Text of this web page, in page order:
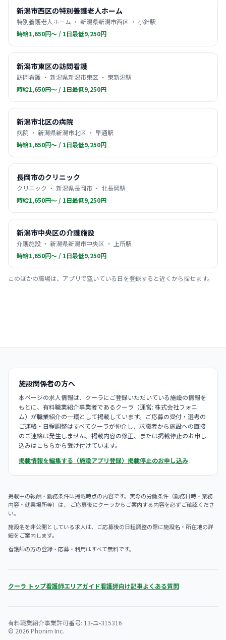
新潟市西区の特別養護老人ホーム
特別養護老人ホーム ・ 新潟県新潟市西区 ・ 小針駅
時給1,650円〜 / 1日最低9,250円
新潟市東区の訪問看護
訪問看護 ・ 新潟県新潟市東区 ・ 東新潟駅
時給1,650円〜 / 1日最低9,250円
新潟市北区の病院
病院 ・ 新潟県新潟市北区 ・ 早通駅
時給1,650円〜 / 1日最低9,250円
長岡市のクリニック
クリニック ・ 新潟県長岡市 ・ 北長岡駅
時給1,650円〜 / 1日最低9,250円
新潟市中央区の介護施設
介護施設 ・ 新潟県新潟市中央区 ・ 上所駅
時給1,650円〜 / 1日最低9,250円
このほかの職場は、アプリで空いている日を登録すると近くから探せます。
施設関係者の方へ
本ページの求人情報は、クーラにご登録いただいている施設の情報を
もとに、有料職業紹介事業者であるクーラ（運営: 株式会社フォニ
ム）が職業紹介の一環として掲載しています。ご応募の受付・選考の
ご連絡・日程調整はすべてクーラが仲介し、求職者から施設への直接
のご連絡は発生しません。掲載内容の修正、または掲載停止のお申し
込みはこちらから受け付けています。
掲載情報を編集する（施設アプリ登録） 掲載停止のお申し込み
掲載中の報酬・勤務条件は掲載時点の内容です。実際の労働条件（勤務日時・業務
内容・就業場所等）は、 ご応募後にクーラからご案内する内容を必ずご確認くださ
い。
施設名を非公開としている求人は、ご応募後の日程調整の際に施設名・所在地の詳
細をご案内します。
看護師の方の登録・応募・利用はすべて無料です。
クーラ トップ看護師エリアガイド看護師向け記事よくある質問
有料職業紹介事業許可番号: 13-ユ-315316
© 2026 Phonim Inc.